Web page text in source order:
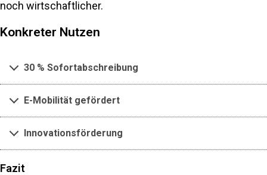
noch wirtschaftlicher.
Konkreter Nutzen
30 % Sofortabschreibung
E-Mobilität gefördert
Innovationsförderung
Fazit